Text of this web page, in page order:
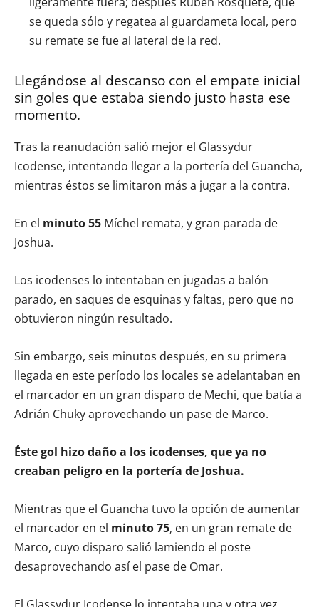
se queda sólo y regatea al guardameta local, pero
su remate se fue al lateral de la red.
Llegándose al descanso con el empate inicial
sin goles que estaba siendo justo hasta ese
momento.
Tras la reanudación salió mejor el Glassydur
Icodense, intentando llegar a la portería del Guancha,
mientras éstos se limitaron más a jugar a la contra.
En el minuto 55 Míchel remata, y gran parada de
Joshua.
Los icodenses lo intentaban en jugadas a balón
parado, en saques de esquinas y faltas, pero que no
obtuvieron ningún resultado.
Sin embargo, seis minutos después, en su primera
llegada en este período los locales se adelantaban en
el marcador en un gran disparo de Mechi, que batía a
Adrián Chuky aprovechando un pase de Marco.
Éste gol hizo daño a los icodenses, que ya no
creaban peligro en la portería de Joshua.
Mientras que el Guancha tuvo la opción de aumentar
el marcador en el minuto 75, en un gran remate de
Marco, cuyo disparo salió lamiendo el poste
desaprovechando así el pase de Omar.